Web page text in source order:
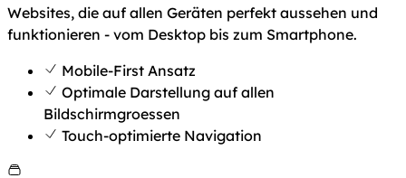
Websites, die auf allen Geräten perfekt aussehen und
funktionieren - vom Desktop bis zum Smartphone.
Mobile-First Ansatz
Optimale Darstellung auf allen
Bildschirmgroessen
Touch-optimierte Navigation